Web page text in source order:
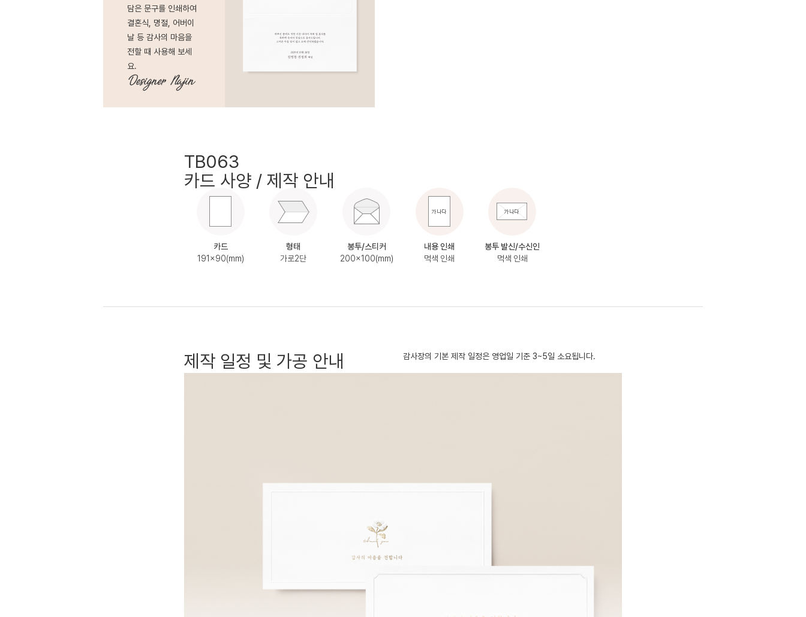
담은 문구를 인쇄하여
결혼식, 명절, 어버이
날 등 감사의 마음을
전할 때 사용해 보세
요.
TB063
카드 사양 / 제작 안내
카드
191x90(mm)
형태
가로2단
봉투/스티커
200x100(mm)
내용 인쇄
먹색 인쇄
봉투 발신/수신인
먹색 인쇄
제작 일정 및 가공 안내 감사장의 기본 제작 일정은 영업일 기준 3~5일 소요됩니다.